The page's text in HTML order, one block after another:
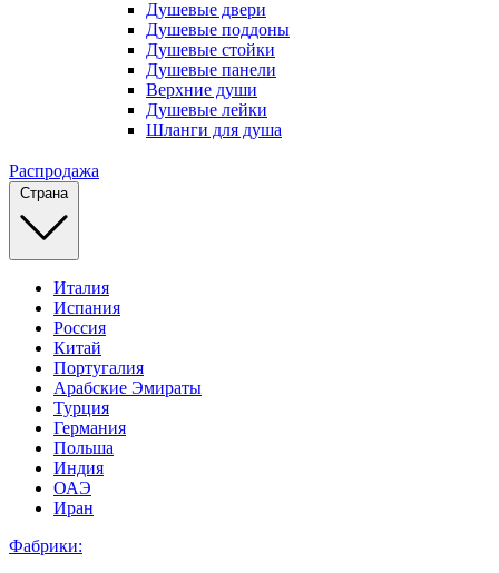
Душевые двери
Душевые поддоны
Душевые стойки
Душевые панели
Верхние души
Душевые лейки
Шланги для душа
Распродажа
Страна
Италия
Испания
Россия
Китай
Португалия
Арабские Эмираты
Турция
Германия
Польша
Индия
ОАЭ
Иран
Фабрики: